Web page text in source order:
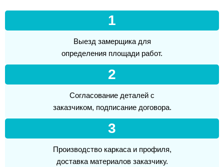
1
Выезд замерщика для
определения площади работ.
2
Согласование деталей с
заказчиком, подписание договора.
3
Производство каркаса и профиля,
доставка материалов заказчику.